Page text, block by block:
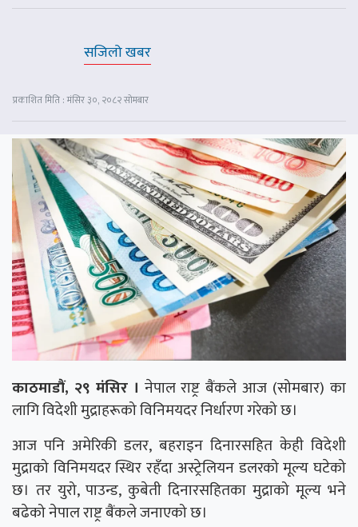
सजिलो खबर
प्रकाशित मिति : मंसिर ३०, २०८२ सोमबार
काठमाडौं, २९ मंसिर । नेपाल राष्ट्र बैंकले आज (सोमबार) का
लागि विदेशी मुद्राहरूको विनिमयदर निर्धारण गरेको छ।
आज पनि अमेरिकी डलर, बहराइन दिनारसहित केही विदेशी
मुद्राको विनिमयदर स्थिर रहँदा अस्ट्रेलियन डलरको मूल्य घटेको
छ। तर युरो, पाउन्ड, कुबेती दिनारसहितका मुद्राको मूल्य भने
बढेको नेपाल राष्ट्र बैंकले जनाएको छ।